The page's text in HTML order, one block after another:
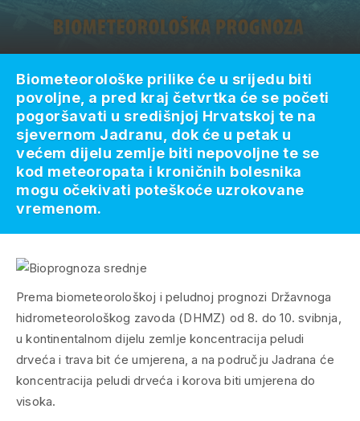
Prema biometeorološkoj i peludnoj prognozi Državnoga
hidrometeorološkog zavoda (DHMZ) od 8. do 10. svibnja,
u kontinentalnom dijelu zemlje koncentracija peludi
drveća i trava bit će umjerena, a na području Jadrana će
koncentracija peludi drveća i korova biti umjerena do
visoka.
Biometeorološke prilike će u srijedu biti
povoljne, a pred kraj četvrtka će se početi
pogoršavati u središnjoj Hrvatskoj te na
sjevernom Jadranu, dok će u petak u
većem dijelu zemlje biti nepovoljne te se
kod meteoropata i kroničnih bolesnika
mogu očekivati poteškoće uzrokovane
vremenom.